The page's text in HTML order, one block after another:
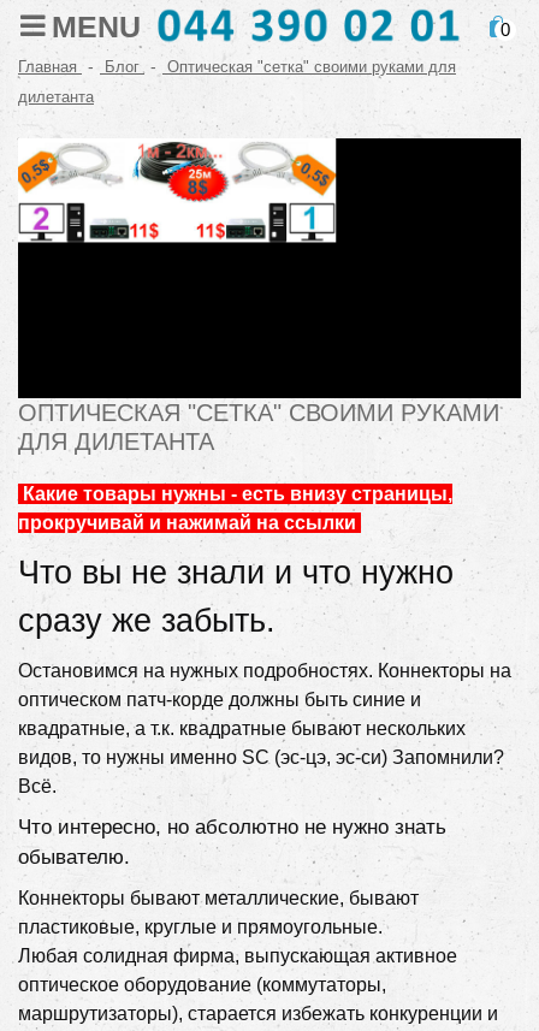
MENU 0
Главная - Блог -
Оптическая "сетка" своими руками для
дилетанта
ОПТИЧЕСКАЯ "СЕТКА" СВОИМИ РУКАМИ
ДЛЯ ДИЛЕТАНТА
Какие товары нужны - есть внизу страницы,
прокручивай и нажимай на ссылки
Что вы не знали и что нужно
сразу же забыть.
Остановимся на нужных подробностях. Коннекторы на
оптическом патч-корде должны быть синие и
квадратные, а т.к. квадратные бывают нескольких
видов, то нужны именно SC (эс-цэ, эс-си) Запомнили?
Всё.
Что интересно, но абсолютно не нужно знать
обывателю.
Коннекторы бывают металлические, бывают
пластиковые, круглые и прямоугольные.
Любая солидная фирма, выпускающая активное
оптическое оборудование (коммутаторы,
маршрутизаторы), старается избежать конкуренции и